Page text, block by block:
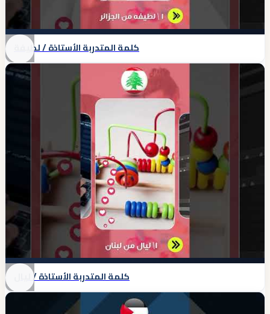
كلمة المتدربة الأستاذة / لطيفة
كلمة المتدربة الأستاذة / ليال